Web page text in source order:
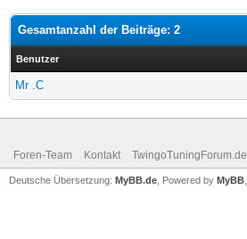
Gesamtanzahl der Beiträge: 2
Benutzer
Mr .C
Foren-Team Kontakt TwingoTuningForum.de
Deutsche Übersetzung: MyBB.de , Powered by MyBB